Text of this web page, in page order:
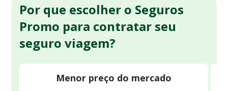
Por que escolher o Seguros
Promo para contratar seu
seguro viagem?
Menor preço do mercado